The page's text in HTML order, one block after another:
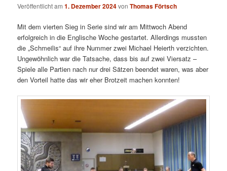
Veröffentlicht am1. Dezember 2024vonThomas Förtsch
Mit dem vierten Sieg in Serie sind wir am Mittwoch Abend
erfolgreich in die Englische Woche gestartet. Allerdings mussten
die „Schmeilis“ auf ihre Nummer zwei Michael Heierth verzichten.
Ungewöhnlich war die Tatsache, dass bis auf zwei Viersatz –
Spiele alle Partien nach nur drei Sätzen beendet waren, was aber
den Vorteil hatte das wir eher Brotzeit machen konnten!